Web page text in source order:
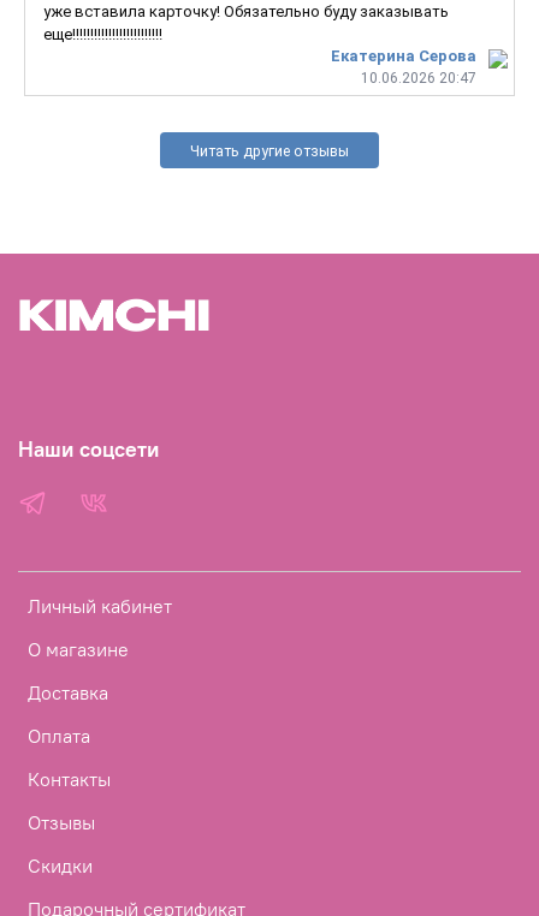
Екатерина Серова
10.06.2026 20:47
уже вставила карточку! Обязательно буду заказывать
еще!!!!!!!!!!!!!!!!!!!!!!!!!
Читать другие отзывы
Личный кабинет
О магазине
Доставка
Оплата
Контакты
Отзывы
Скидки
Подарочный сертификат
Наши соцсети